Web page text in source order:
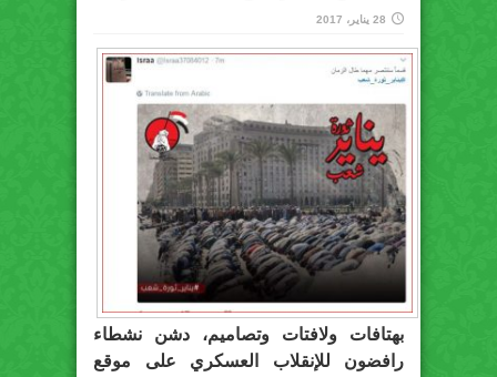
28 يناير، 2017
بهتافات ولافتات وتصاميم، دشن نشطاء
رافضون للإنقلاب العسكري على موقع